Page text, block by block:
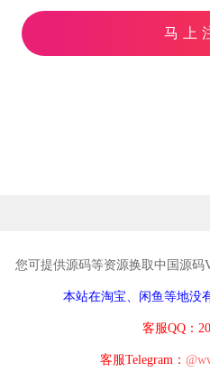
马上
您可提供源码等资源换取中国源码
本站在淘宝、闲鱼等地没
客服QQ：
客服Telegram：